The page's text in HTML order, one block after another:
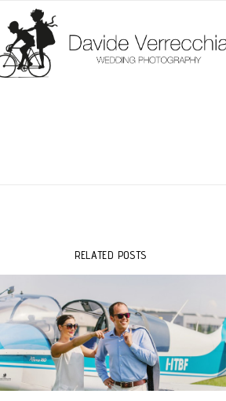
RELATED POSTS